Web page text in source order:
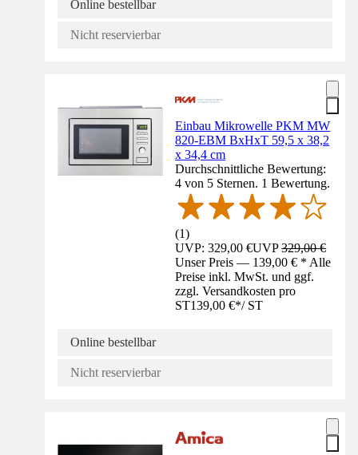
Online bestellbar
Nicht reservierbar
Einbau Mikrowelle PKM MW
820-EBM BxHxT 59,5 x 38,2
x 34,4 cm
Durchschnittliche Bewertung:
4 von 5 Sternen. 1 Bewertung.
(1)
UVP: 329,00 €UVP329,00 €
Unser Preis — 139,00 € * Alle
Preise inkl. MwSt. und ggf.
zzgl. Versandkosten pro
ST139,00 €*/ ST
Online bestellbar
Nicht reservierbar